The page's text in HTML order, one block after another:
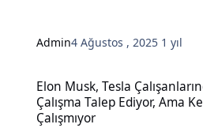
Admin4 Ağustos , 2025 1 yıl
Elon Musk, Tesla
Çalışma Talep Ediyor, Ama
Çalışmıyor